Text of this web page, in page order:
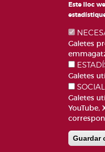
Este lloc
Galetes
Galetes
Galetes
Guardar